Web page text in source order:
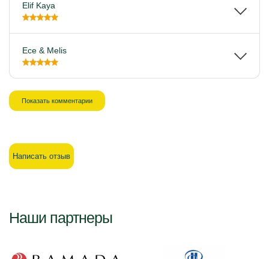
Elif Kaya
Ece & Melis
Показать комментарии
Написать отзыв
Наши партнеры